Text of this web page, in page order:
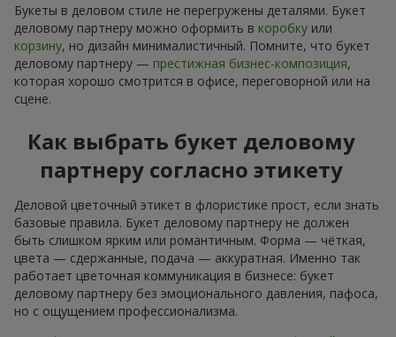
Букеты в деловом стиле не перегружены деталями. Букет
деловому партнеру можно оформить в коробку или
корзину, но дизайн минималистичный. Помните, что букет
деловому партнеру — престижная бизнес-композиция,
которая хорошо смотрится в офисе, переговорной или на
сцене.
Как выбрать букет деловому
партнеру согласно этикету
Деловой цветочный этикет в флористике прост, если знать
базовые правила. Букет деловому партнеру не должен
быть слишком ярким или романтичным. Форма — чёткая,
цвета — сдержанные, подача — аккуратная. Именно так
работает цветочная коммуникация в бизнесе: букет
деловому партнеру без эмоционального давления, пафоса,
но с ощущением профессионализма.